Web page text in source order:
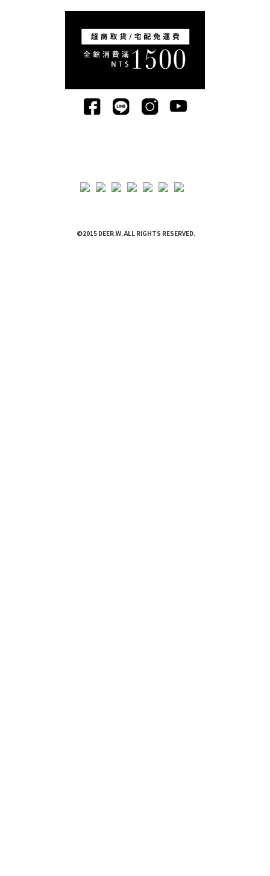
©2015 DEER.W. ALL RIGHTS RESERVED.